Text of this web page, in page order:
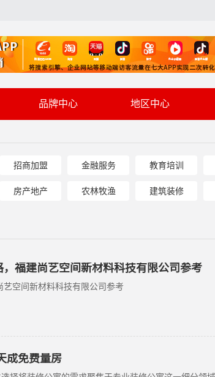
品牌中心 地区中心
招商加盟 金融服务 教育培训
房产地产 农林牧渔 建筑装修
福建尚艺空间新材料科技有限公司参考
空间新材料科技有限公司参考
成免费量房